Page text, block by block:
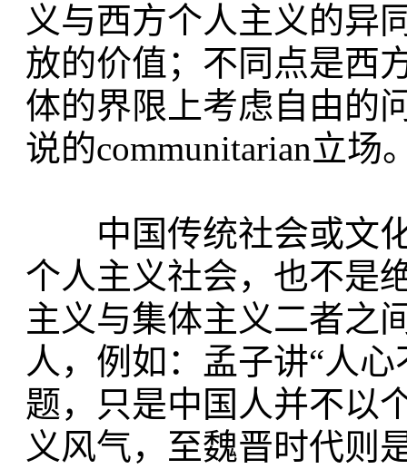
义与西方个人主义的异
放的价值；不同点是西
体的界限上考虑自由的
说的communitarian立场
中国传统社会或文化
个人主义社会，也不是
主义与集体主义二者之
人，例如：孟子讲“人
题，只是中国人并不以
义风气，至魏晋时代则